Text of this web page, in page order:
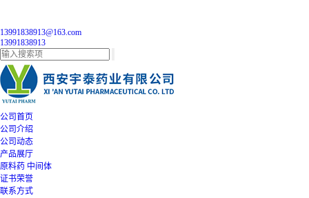
13991838913@163.com
13991838913
公司首页
公司介绍
公司动态
产品展厅
原料药 中间体
证书荣誉
联系方式